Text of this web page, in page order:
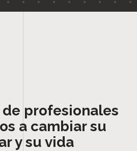
profesionales
a cambiar su
y su vida